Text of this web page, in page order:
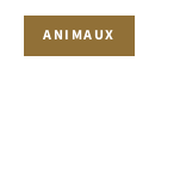
ANIMAUX